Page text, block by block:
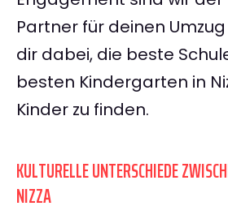
Partner für deinen
dir dabei, die beste
besten Kindergarten in
Kinder zu finden.
KULTURELLE UNTERSCHIEDE
NIZZA